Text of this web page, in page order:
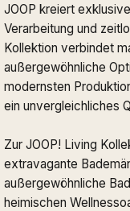
JOOP kreiert
Verarbeitung und
Kollektion verbindet
außergewöhnliche
modernsten
ein unvergleichliches
Zur JOOP! Living
extravagante
außergewöhnliche
heimischen